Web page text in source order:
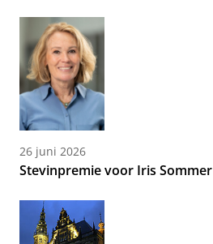
26 juni 2026
Stevinpremie voor Iris Sommer